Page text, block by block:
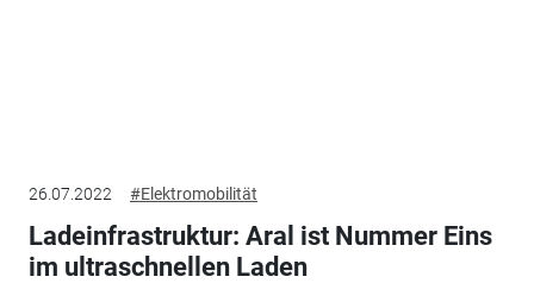
26.07.2022 #Elektromobilität
Ladeinfrastruktur: Aral ist Nummer Eins
im ultraschnellen Laden